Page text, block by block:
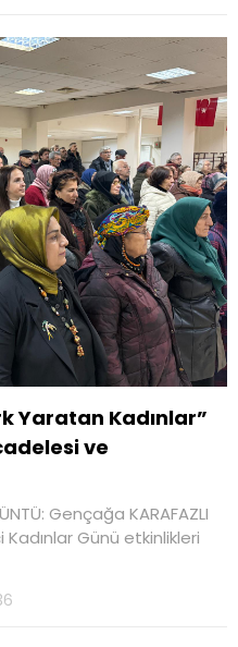
Yaratan Kadınlar”
ve
Gençağa KARAFAZLI
Günü etkinlikleri